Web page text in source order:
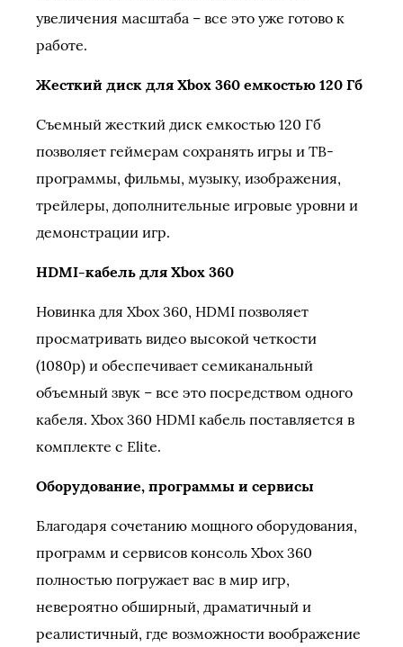
увеличения масштаба – все это уже готово к
работе.
Жесткий диск для Xbox 360 емкостью 120 Гб
Съемный жесткий диск емкостью 120 Гб
позволяет геймерам сохранять игры и ТВ-
программы, фильмы, музыку, изображения,
трейлеры, дополнительные игровые уровни и
демонстрации игр.
HDMI-кабель для Xbox 360
Новинка для Xbox 360, HDMI позволяет
просматривать видео высокой четкости
(1080p) и обеспечивает семиканальный
объемный звук – все это посредством одного
кабеля. Xbox 360 HDMI кабель поставляется в
комплекте с Elite.
Оборудование, программы и сервисы
Благодаря сочетанию мощного оборудования,
программ и сервисов консоль Xbox 360
полностью погружает вас в мир игр,
невероятно обширный, драматичный и
реалистичный, где возможности воображение